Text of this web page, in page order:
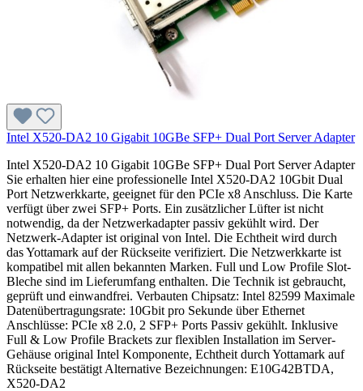
Intel X520-DA2 10 Gigabit 10GBe SFP+ Dual Port Server Adapter
Intel X520-DA2 10 Gigabit 10GBe SFP+ Dual Port Server Adapter
Sie erhalten hier eine professionelle Intel X520-DA2 10Gbit Dual
Port Netzwerkkarte, geeignet für den PCIe x8 Anschluss. Die Karte
verfügt über zwei SFP+ Ports. Ein zusätzlicher Lüfter ist nicht
notwendig, da der Netzwerkadapter passiv gekühlt wird. Der
Netzwerk-Adapter ist original von Intel. Die Echtheit wird durch
das Yottamark auf der Rückseite verifiziert. Die Netzwerkkarte ist
kompatibel mit allen bekannten Marken. Full und Low Profile Slot-
Bleche sind im Lieferumfang enthalten. Die Technik ist gebraucht,
geprüft und einwandfrei. Verbauten Chipsatz: Intel 82599 Maximale
Datenübertragungsrate: 10Gbit pro Sekunde über Ethernet
Anschlüsse: PCIe x8 2.0, 2 SFP+ Ports Passiv gekühlt. Inklusive
Full & Low Profile Brackets zur flexiblen Installation im Server-
Gehäuse original Intel Komponente, Echtheit durch Yottamark auf
Rückseite bestätigt Alternative Bezeichnungen: E10G42BTDA,
X520-DA2